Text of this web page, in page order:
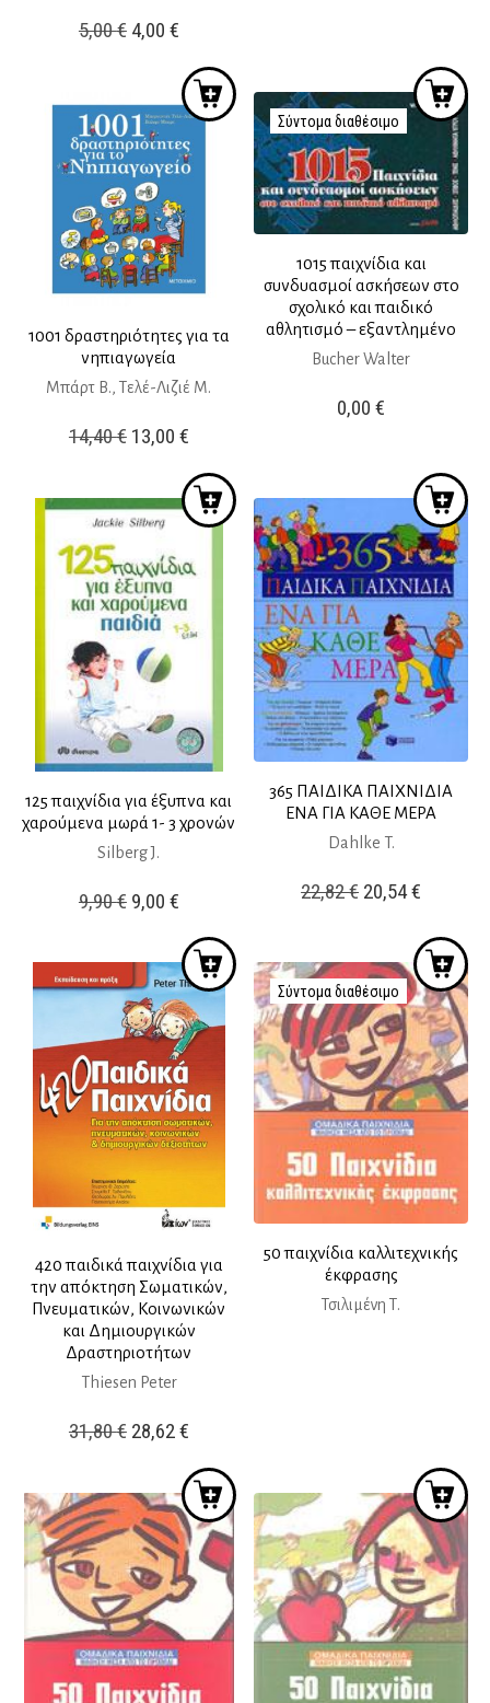
5,00€ Original
5,00 €.
4,00 €Η
τιμή
είναι:
4,00 €.
1001 δραστηριότητες για τα
νηπιαγωγεία
Μπάρτ Β., Τελέ-Λιζιέ Μ.
14,40€ Original
was:
14,40 €.
13,00 €Η
τιμή
είναι:
13,00 €.
Σύντομα διαθέσιμο
1015 παιχνίδια και
συνδυασμοί ασκήσεων στο
σχολικό και παιδικό
αθλητισμό – εξαντλημένο
Bucher Walter
0,00€
125 παιχνίδια για έξυπνα και
χαρούμενα μωρά 1- 3 χρονών
Silberg J.
9,90€ Original
was:
9,90 €.
9,00 €Η
τιμή
είναι:
9,00 €.
365 ΠΑΙΔΙΚΑ ΠΑΙΧΝΙΔΙΑ
ΕΝΑ ΓΙΑ ΚΑΘΕ ΜΕΡΑ
Dahlke T.
22,82€ Original
22,82 €.
20,54€
τιμή
είναι:
20,54 €.
420 παιδικά παιχνίδια για
την απόκτηση Σωματικών,
Πνευματικών, Κοινωνικών
και Δημιουργικών
Δραστηριοτήτων
Thiesen Peter
31,80€ Original
was:
31,80 €.
28,62€Η
τιμή
είναι:
28,62 €.
Σύντομα διαθέσιμο
50 παιχνίδια καλλιτεχνικής
έκφρασης
Τσιλιμένη Τ.